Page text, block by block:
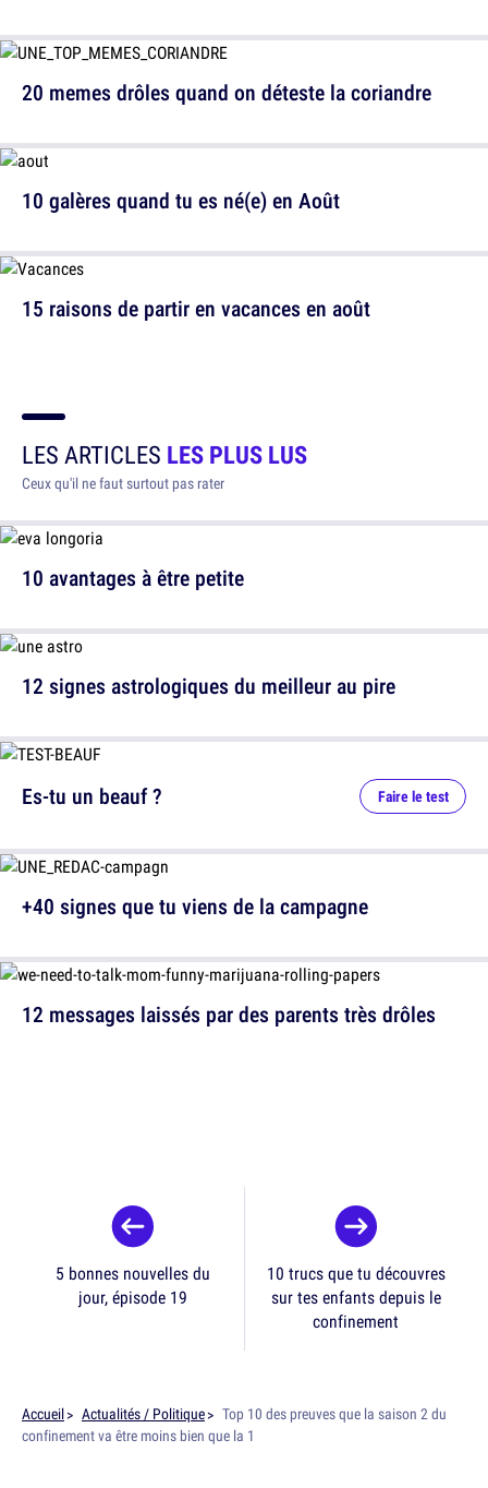
10 galères quand tu es né(e) en Août
20 memes drôles quand on déteste la coriandre
15 raisons de partir en vacances en août
LES ARTICLES LES PLUS LUS
Ceux qu'il ne faut surtout pas rater
10 avantages à être petite
12 signes astrologiques du meilleur au pire
12 messages laissés par des parents très drôles
Es-tu un beauf ? Faire le test
+40 signes que tu viens de la campagne
5 bonnes nouvelles du
jour, épisode 19
10 trucs que tu découvres
sur tes enfants depuis le
confinement
Accueil Actualités / Politique
Top 10 des preuves que la saison 2 du
confinement va être moins bien que la 1